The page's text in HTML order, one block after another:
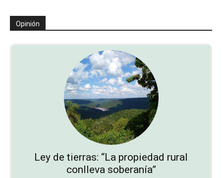
Opinión
Ley de tierras: “La propiedad rural
conlleva soberanía”